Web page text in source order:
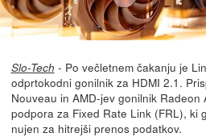
Slo-Tech - Po večletnem čakanju je
odprtokodni gonilnik za HDMI 2.1.
Nouveau in AMD-jev gonilnik Radeon
podpora za Fixed Rate Link (FRL), ki
nujen za hitrejši prenos podatkov.